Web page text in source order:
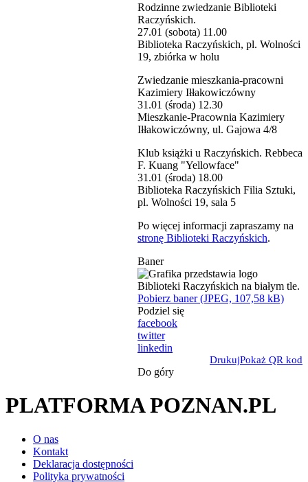
Rodzinne zwiedzanie Biblioteki
Raczyńskich.
27.01 (sobota) 11.00
Biblioteka Raczyńskich, pl. Wolności
19, zbiórka w holu
Zwiedzanie mieszkania-pracowni
Kazimiery Iłłakowiczówny
31.01 (środa) 12.30
Mieszkanie-Pracownia Kazimiery
Iłłakowiczówny, ul. Gajowa 4/8
Klub książki u Raczyńskich. Rebbeca
F. Kuang "Yellowface"
31.01 (środa) 18.00
Biblioteka Raczyńskich Filia Sztuki,
pl. Wolności 19, sala 5
Po więcej informacji zapraszamy na
stronę Biblioteki Raczyńskich.
Baner
Pobierz baner (JPEG, 107,58 kB)
Podziel się
facebook
twitter
linkedin
DrukujPokaż QR kod
Do góry
PLATFORMA POZNAN.PL
O nas
Kontakt
Deklaracja dostępności
Polityka prywatności